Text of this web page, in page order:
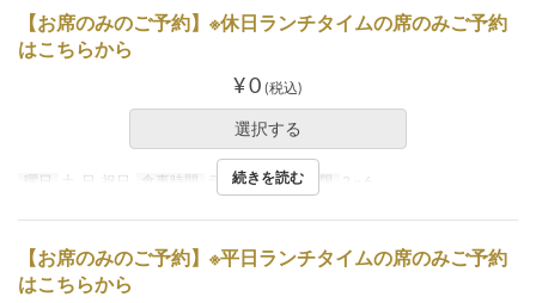
【お席のみのご予約】※休日ランチタイムの席のみご予約
はこちらから
¥ 0 (税込)
選択する
曜日 土, 日, 祝日 食事時間 ランチ 注文数制限 2 ~ 6
続きを読む
【お席のみのご予約】※平日ランチタイムの席のみご予約
はこちらから